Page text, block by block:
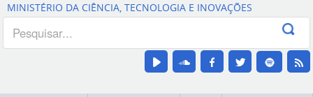
Canais
MINISTÉRIO DA CIÊNCIA, TECNOLOGIA E INOVAÇÕES